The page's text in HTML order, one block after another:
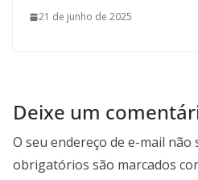
21 de junho de 2025
Deixe um
O seu endereço de e-mail não
obrigatórios são marcados